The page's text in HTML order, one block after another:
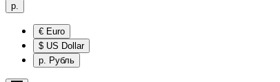
р.
€ Euro
$ US Dollar
р. Рубль